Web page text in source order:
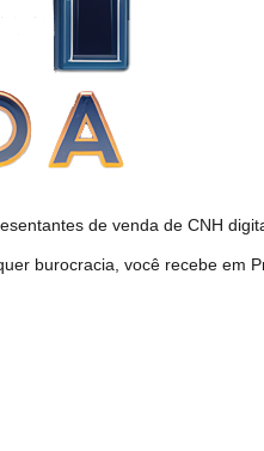
de venda de CNH
burocracia, você recebe em